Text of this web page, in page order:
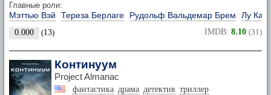
Главные роли:
Мэттью Вэй Тереза Берлаге Рудольф Вальдемар Брем Лу
0.000 (13) IMDB: 8.10 (31)
Континуум
Project Almanac
фантастика драма детектив триллер